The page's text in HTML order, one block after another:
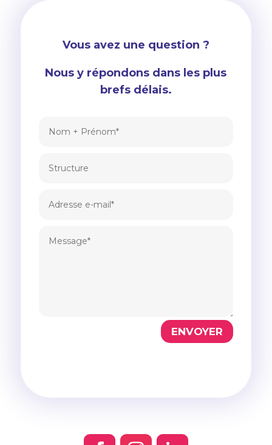
Vous avez une question ?
Nous y répondons dans les plus
brefs délais.
ENVOYER